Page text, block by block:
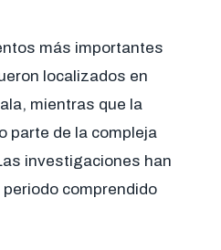
más importantes
localizados en
mientras que la
parte de la compleja
investigaciones han
comprendido